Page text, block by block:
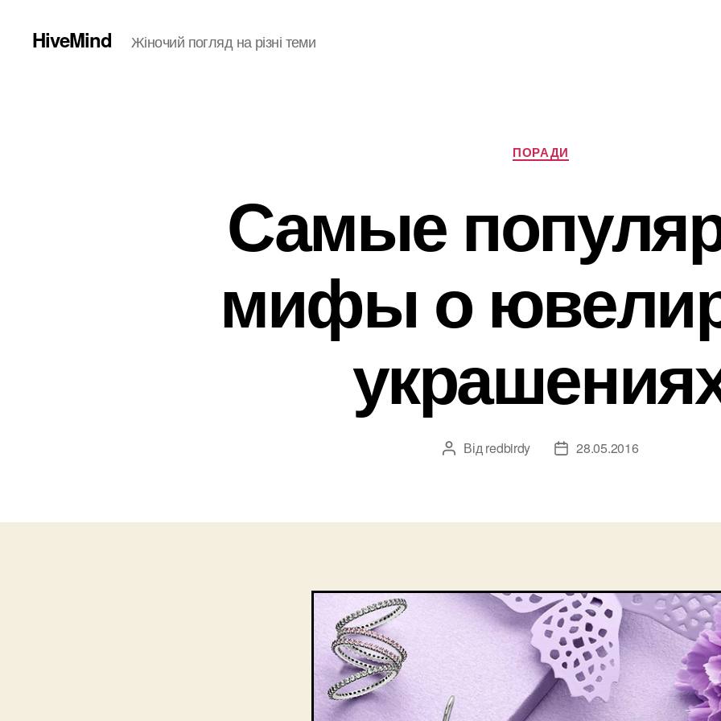
HiveMind Жіночий погляд на різні теми
Категорії
ПОРАДИ
Самые
мифы о
Автор
Від redbirdy
Дата28.05.2016